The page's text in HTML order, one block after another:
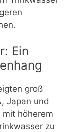
Ein
groß
Japan und
mit höherem
zu